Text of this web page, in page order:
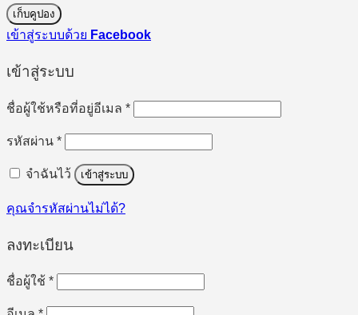
เก็บคูปอง
เข้าสู่ระบบด้วย Facebook
เข้าสู่ระบบ
ชื่อผู้ใช้หรือที่อยู่อีเมล *ต้องการ
รหัสผ่าน *ต้องการ
จำฉันไว้ เข้าสู่ระบบ
คุณจำรหัสผ่านไม่ได้?
ลงทะเบียน
ชื่อผู้ใช้ *ต้องการ